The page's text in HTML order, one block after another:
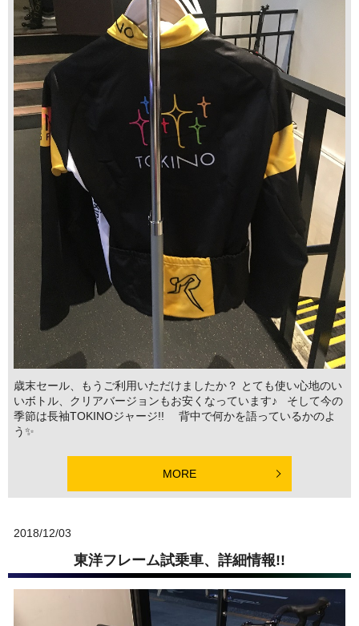
歳末セール、もうご利用いただけましたか？ とても使い心地のい
いボトル、クリアバージョンもお安くなっています♪ そして今の
季節は長袖TOKINOジャージ!! 背中で何かを語っているかのよ
う✨
MORE
2018/12/03
東洋フレーム試乗車、詳細情報!!